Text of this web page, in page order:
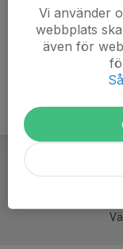
Vi använder
webbplats
även för